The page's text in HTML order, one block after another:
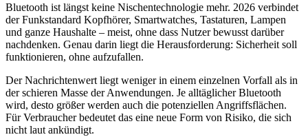
Bluetooth ist längst keine Nischentechnologie mehr. 2026 verbindet
der Funkstandard Kopfhörer, Smartwatches, Tastaturen, Lampen
und ganze Haushalte – meist, ohne dass Nutzer bewusst darüber
nachdenken. Genau darin liegt die Herausforderung: Sicherheit soll
funktionieren, ohne aufzufallen.
Der Nachrichtenwert liegt weniger in einem einzelnen Vorfall als in
der schieren Masse der Anwendungen. Je alltäglicher Bluetooth
wird, desto größer werden auch die potenziellen Angriffsflächen.
Für Verbraucher bedeutet das eine neue Form von Risiko, die sich
nicht laut ankündigt.